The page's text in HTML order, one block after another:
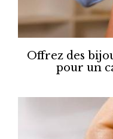
Offrez des
pour un